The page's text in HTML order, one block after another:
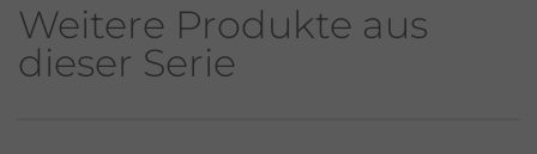
Weitere Produkte aus
dieser Serie